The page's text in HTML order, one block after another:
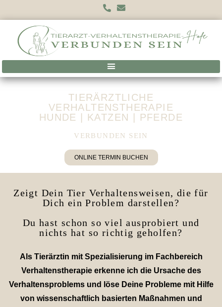
TIERÄRZTLICHE
VERHALTENSTHERAPIE
HUNDE | KATZEN | PFERDE
VERBUNDEN SEIN
ONLINE TERMIN BUCHEN
Zeigt Dein Tier Verhaltensweisen, die für
Dich ein Problem darstellen?
Du hast schon so viel ausprobiert und
nichts hat so richtig geholfen?
Als Tierärztin mit Spezialisierung im Fachbereich
Verhaltenstherapie erkenne ich die Ursache des
Verhaltensproblems und löse Deine Probleme mit Hilfe
von wissenschaftlich basierten Maßnahmen und